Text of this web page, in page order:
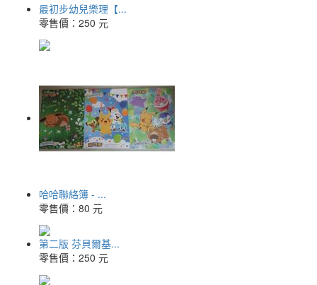
最初步幼兒樂理【...
零售價： 250 元
哈哈聯絡簿 - ...
零售價： 80 元
第二版 芬貝爾基...
零售價： 250 元